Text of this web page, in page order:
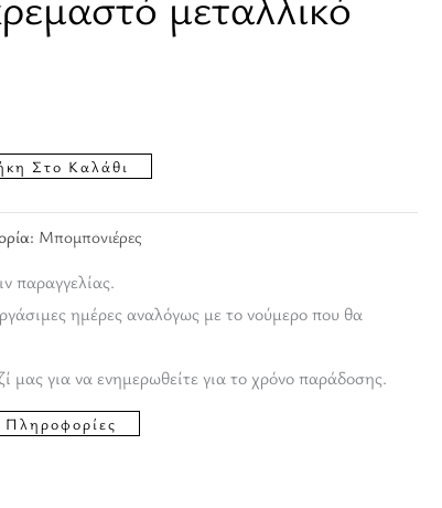
Στο Καλάθι
Μπομπονιέρες
παραγγελίας.
ημέρες αναλόγως με το νούμερο που θα
μας για να ενημερωθείτε για το χρόνο παράδοσης.